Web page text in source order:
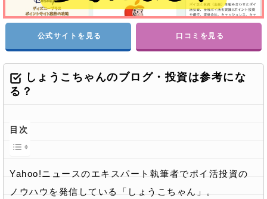
公式サイトを見る 口コミを見る
しょうこちゃんのブログ・投資は参考にな
る？
目次
Yahoo!ニュースのエキスパート執筆者でポイ活投資の
ノウハウを発信している「しょうこちゃん」。